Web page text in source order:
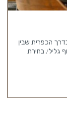
הכפרית שבין
גלילי. בחירת